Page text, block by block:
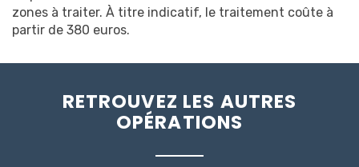
zones à traiter. À titre indicatif, le traitement coûte à
partir de 380 euros.
RETROUVEZ LES AUTRES
OPÉRATIONS